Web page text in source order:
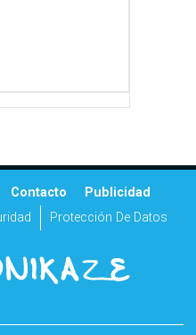
Contacto
Publicidad
Protección De Datos